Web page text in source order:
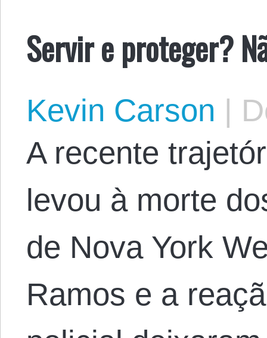
Servir e proteger?
Kevin Carson |
A recente
levou à morte
de Nova York
Ramos e a